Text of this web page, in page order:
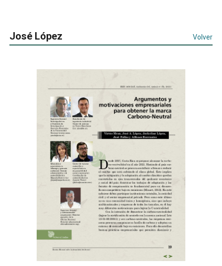
José López Volver